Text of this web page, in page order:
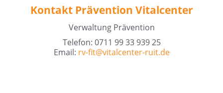
Kontakt Prävention Vitalcenter
Verwaltung Prävention
Telefon: 0711 99 33 939 25
Email: rv-fit@vitalcenter-ruit.de